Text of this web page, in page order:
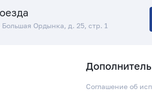
Большая Ордынка, д. 25, стр. 1
Соглашение об